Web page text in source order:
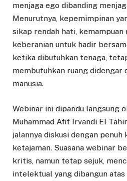
menjaga ego dibanding
Menurutnya, kepemimpinan
sikap rendah hati, kemampuan
keberanian untuk hadir
ketika dibutuhkan tenaga,
membutuhkan ruang didengar
manusia.
Webinar ini dipandu langsung
Muhammad Afif Irvandi El
jalannya diskusi dengan penuh
ketajaman. Suasana webinar
kritis, namun tetap sejuk,
intelektual yang dibangun atas